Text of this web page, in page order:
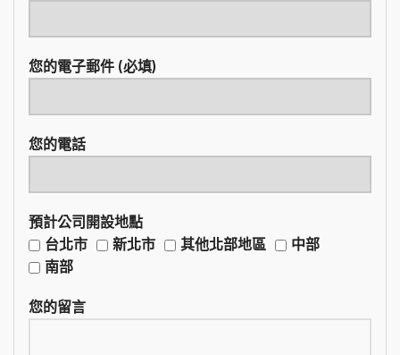
您的電子郵件 (必填)
您的電話
預計公司開設地點
台北市
新北市 其他北部地區
中部
南部
您的留言